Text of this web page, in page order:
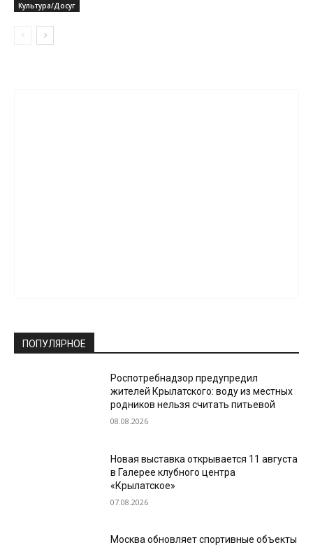
Культура/Досуг
ПОПУЛЯРНОЕ
Роспотребнадзор предупредил
жителей Крылатского: воду из местных
родников нельзя считать питьевой
08.08.2026
Новая выставка открывается 11 августа
в Галерее клубного центра
«Крылатское»
07.08.2026
Москва обновляет спортивные объекты